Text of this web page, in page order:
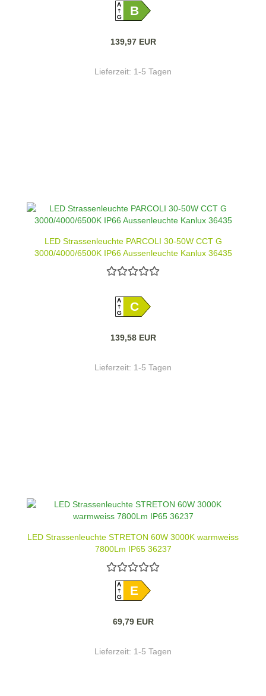
A
GB
139,97 EUR
Lieferzeit: 1-5 Tagen
LED Strassenleuchte PARCOLI 30-50W CCT G
3000/4000/6500K IP66 Aussenleuchte Kanlux 36435
A
GC
139,58 EUR
Lieferzeit: 1-5 Tagen
LED Strassenleuchte STRETON 60W 3000K warmweiss
7800Lm IP65 36237
A
GE
69,79 EUR
Lieferzeit: 1-5 Tagen